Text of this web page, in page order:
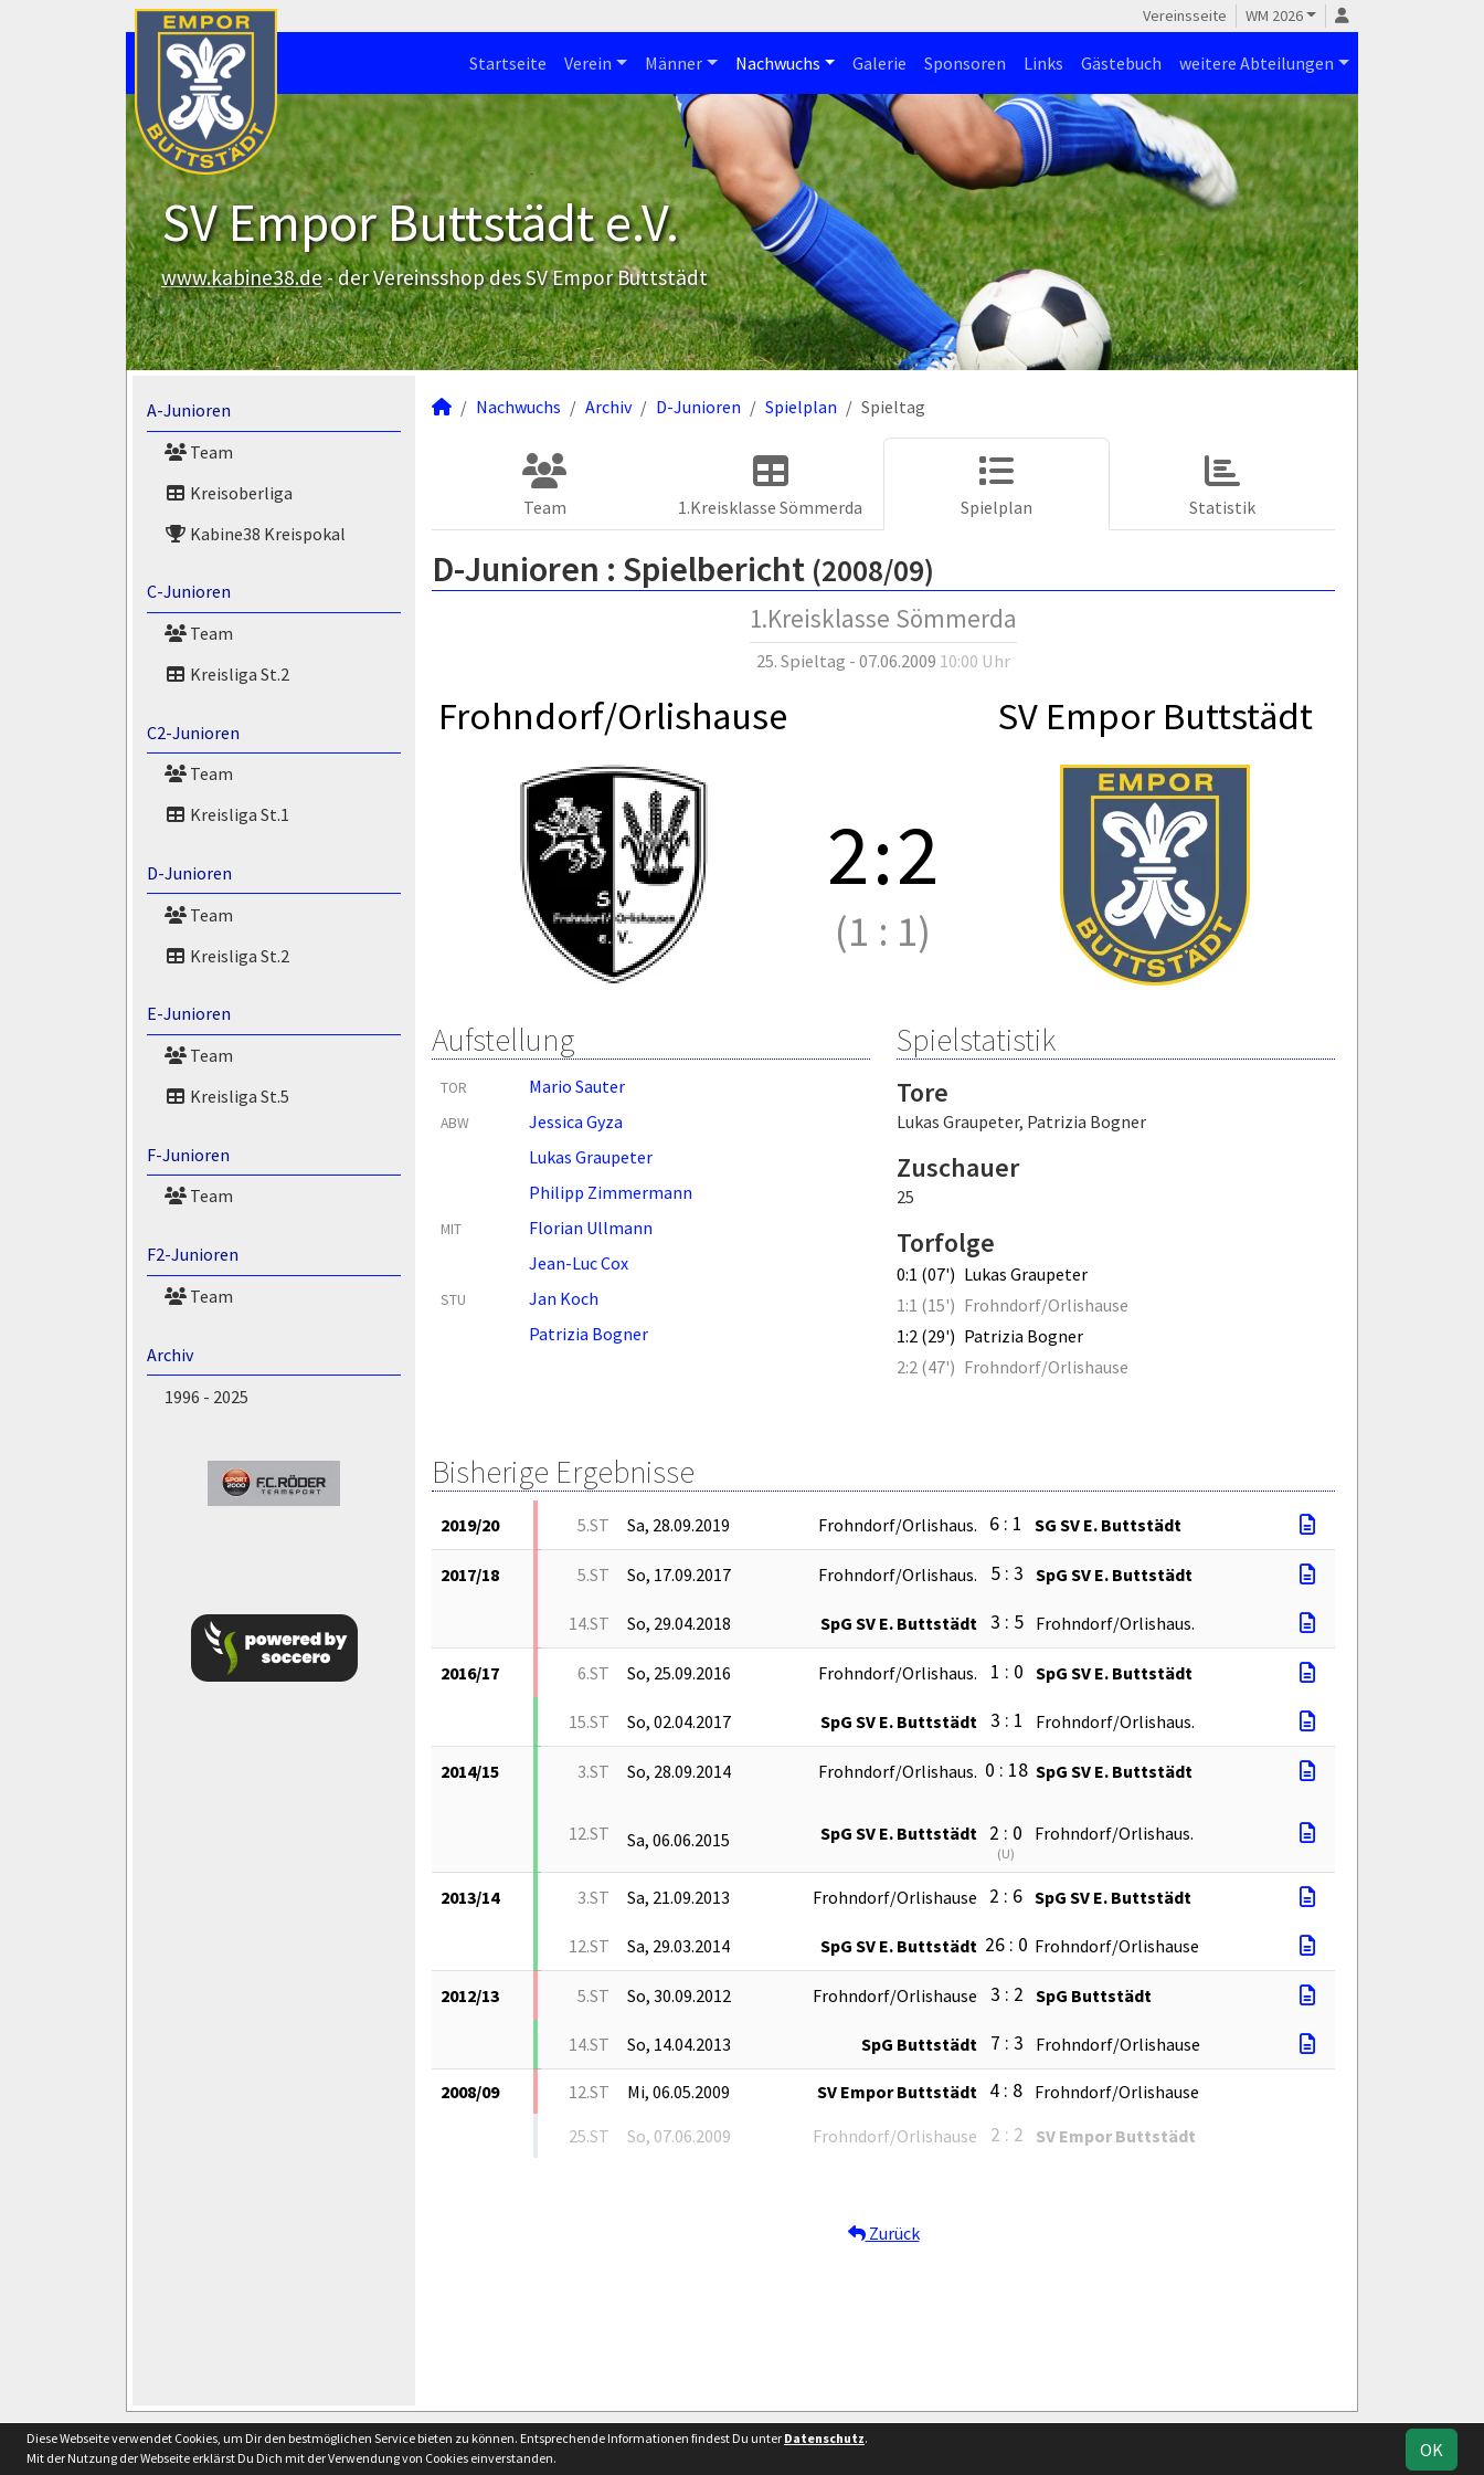
Vereinsseite WM 2026
Startseite Verein Männer Nachwuchs Galerie Sponsoren Links Gästebuch weitere Abteilungen
SV Empor Buttstädt e.V.
www.kabine38.de- der Vereinsshop des SV Empor Buttstädt
A-Junioren
Team
Kreisoberliga
Kabine38 Kreispokal
C-Junioren
Team
Kreisliga St.2
C2-Junioren
Team
Kreisliga St.1
D-Junioren
Team
Kreisliga St.2
E-Junioren
Team
Kreisliga St.5
F-Junioren
Team
F2-Junioren
Team
Archiv
1996 - 2025
Nachwuchs Archiv D-Junioren Spielplan Spieltag
Team 1.Kreisklasse Sömmerda Spielplan Statistik
D-Junioren : Spielbericht (2008/09)
1.Kreisklasse Sömmerda
25. Spieltag - 07.06.2009 10:00 Uhr
Frohndorf/Orlishause SV Empor Buttstädt
2:2
(1 : 1)
Aufstellung
TOR Mario Sauter
ABW
Jessica Gyza
Lukas Graupeter
Philipp Zimmermann
MIT
Florian Ullmann
Jean-Luc Cox
STU
Jan Koch
Patrizia Bogner
Spielstatistik
Tore
Lukas Graupeter, Patrizia Bogner
Zuschauer
25
Torfolge
0:1 (07') Lukas Graupeter
1:1 (15') Frohndorf/Orlishause
1:2 (29') Patrizia Bogner
2:2 (47') Frohndorf/Orlishause
Bisherige Ergebnisse
2019/20 5.ST Sa, 28.09.2019 Frohndorf/Orlishaus. 6 : 1 SG SV E. Buttstädt
2017/18 5.ST So, 17.09.2017 Frohndorf/Orlishaus. 5 : 3 SpG SV E. Buttstädt
14.ST So, 29.04.2018 SpG SV E. Buttstädt 3 : 5 Frohndorf/Orlishaus.
2016/17 6.ST So, 25.09.2016 Frohndorf/Orlishaus. 1 : 0 SpG SV E. Buttstädt
15.ST So, 02.04.2017 SpG SV E. Buttstädt 3 : 1 Frohndorf/Orlishaus.
2014/15 3.ST So, 28.09.2014 Frohndorf/Orlishaus. 0 : 18 SpG SV E. Buttstädt
12.ST Sa, 06.06.2015 SpG SV E. Buttstädt 2 : 0
(U)
Frohndorf/Orlishaus.
2013/14 3.ST Sa, 21.09.2013 Frohndorf/Orlishause 2 : 6 SpG SV E. Buttstädt
12.ST Sa, 29.03.2014 SpG SV E. Buttstädt 26 : 0 Frohndorf/Orlishause
2012/13 5.ST So, 30.09.2012 Frohndorf/Orlishause 3 : 2 SpG Buttstädt
14.ST So, 14.04.2013 SpG Buttstädt 7 : 3 Frohndorf/Orlishause
2008/09 12.ST Mi, 06.05.2009 SV Empor Buttstädt 4 : 8 Frohndorf/Orlishause
25.ST
So, 07.06.2009 Frohndorf/Orlishause 2 : 2 SV Empor Buttstädt
Zurück
soccero.de
© 2006 - 2026 OK
Diese Webseite verwendet Cookies, um Dir den bestmöglichen Service bieten zu können. Entsprechende Informationen findest Du unter Datenschutz.
Mit der Nutzung der Webseite erklärst Du Dich mit der Verwendung von Cookies einverstanden.